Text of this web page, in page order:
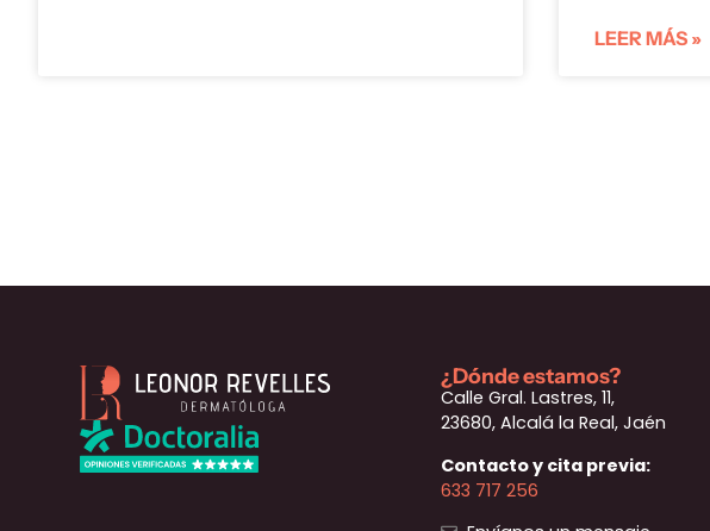
LEER MÁS »
¿Dónde estamos?
Calle Gral. Lastres, 11,
23680, Alcalá la Real, Jaén
Contacto y cita previa:
633 717 256